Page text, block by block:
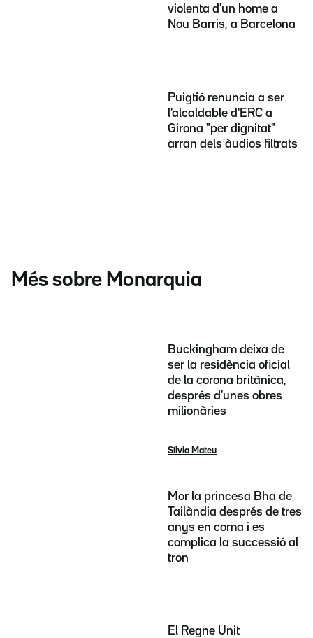
violenta d'un home a
Nou Barris, a Barcelona
Puigtió renuncia a ser
l'alcaldable d'ERC a
Girona "per dignitat"
arran dels àudios filtrats
Més sobre Monarquia
Buckingham deixa de
ser la residència oficial
de la corona britànica,
després d'unes obres
milionàries
Sílvia Mateu
Mor la princesa Bha de
Tailàndia després de tres
anys en coma i es
complica la successió al
tron
El Regne Unit